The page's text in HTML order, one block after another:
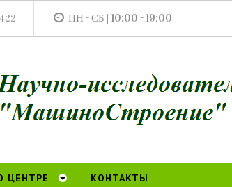
ПН - СБ | 10:00 - 19:00
ЦЕНТРЕ КОНТАКТЫ